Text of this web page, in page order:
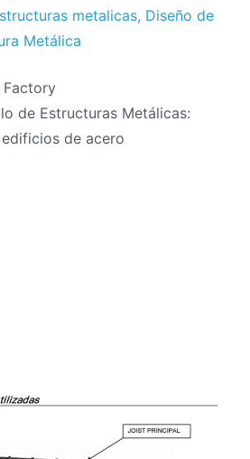
metalicas, Diseño de
Metálica
Factory
de Estructuras Metálicas:
de acero